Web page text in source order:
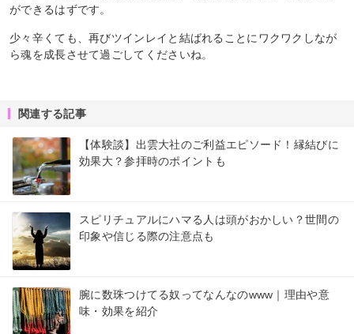
ができるはずです。
少々辛くても、再びツインレイと結ばれることにワクワクしなが
ら魂を成長させて過ごしてくださいね。
関連する記事
【体験談】出雲大社のご利益エピソード！縁結びに
効果大？参拝時のポイントも
スピリチュアルにハマる人は頭がおかしい？世間の
印象や信じる際の注意点も
腕に数珠つけてる奴ってなんなのwww｜理由や意
味・効果を紹介